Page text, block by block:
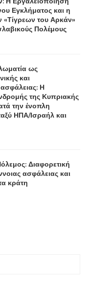
Εγκλήματος και η
του Αρκάν»
Πολέμους
ως
και
Η
της Κυπριακής
την ένοπλη
ΗΠΑ/Ισραήλ και
Διαφορετική
ασφάλειας και
κράτη